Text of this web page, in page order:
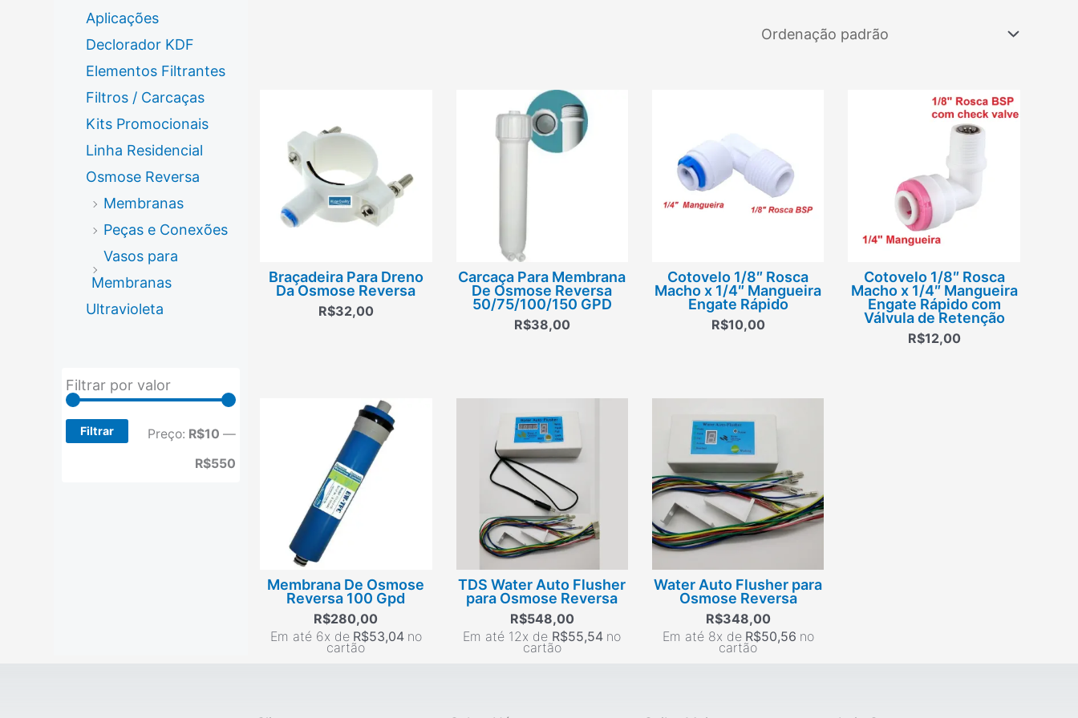
Aplicações
Declorador KDF
Elementos Filtrantes
Filtros / Carcaças
Kits Promocionais
Linha Residencial
Osmose Reversa
Membranas
Peças e Conexões
Vasos para
Membranas
Ultravioleta
Filtrar por valor
Filtrar Preço: R$10 —
R$550
Braçadeira Para Dreno
Da Osmose Reversa
R$32,00
Carcaça Para Membrana
De Osmose Reversa
50/75/100/150 GPD
R$38,00
Cotovelo 1/8″ Rosca
Macho x 1/4″ Mangueira
Engate Rápido
R$10,00
Cotovelo 1/8″ Rosca
Macho x 1/4″ Mangueira
Engate Rápido com
Válvula de Retenção
R$12,00
Membrana De Osmose
Reversa 100 Gpd
R$280,00
Em até 6x de R$53,04 no
cartão
TDS Water Auto Flusher
para Osmose Reversa
R$548,00
Em até 12x de R$55,54 no
cartão
Water Auto Flusher para
Osmose Reversa
R$348,00
Em até 8x de R$50,56 no
cartão